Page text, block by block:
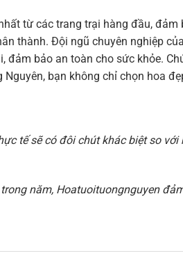
từ các trang trại hàng đầu,
thành. Đội ngũ chuyên nghiệp
bảo an toàn cho sức khỏe.
bạn không chỉ chọn hoa
tế sẽ có đôi chút khác biệt so
năm, Hoatuoituongnguyen